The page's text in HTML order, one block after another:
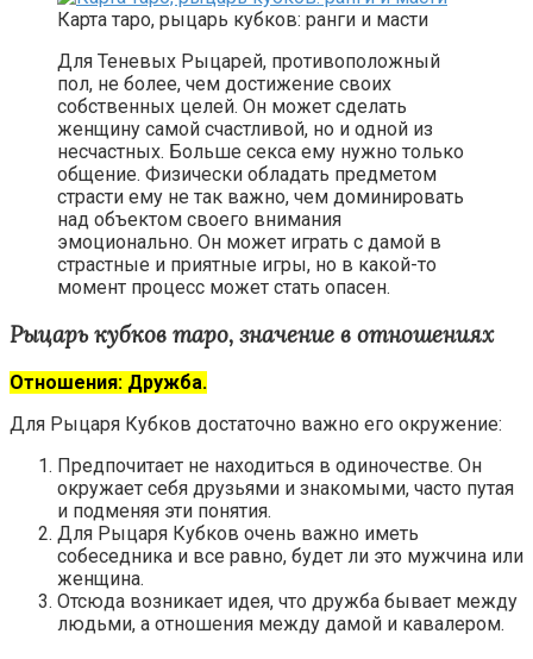
Карта таро, рыцарь кубков: ранги и масти
Для Теневых Рыцарей, противоположный
пол, не более, чем достижение своих
собственных целей. Он может сделать
женщину самой счастливой, но и одной из
несчастных. Больше секса ему нужно только
общение. Физически обладать предметом
страсти ему не так важно, чем доминировать
над объектом своего внимания
эмоционально. Он может играть с дамой в
страстные и приятные игры, но в какой-то
момент процесс может стать опасен.
Рыцарь кубков таро, значение в отношениях
Отношения: Дружба.
Для Рыцаря Кубков достаточно важно его окружение:
Предпочитает не находиться в одиночестве. Он
окружает себя друзьями и знакомыми, часто путая
и подменяя эти понятия.
Для Рыцаря Кубков очень важно иметь
собеседника и все равно, будет ли это мужчина или
женщина.
Отсюда возникает идея, что дружба бывает между
людьми, а отношения между дамой и кавалером.